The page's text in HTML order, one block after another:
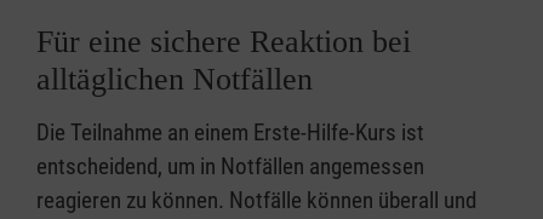
Für eine sichere Reaktion bei
alltäglichen Notfällen
Die Teilnahme an einem Erste-Hilfe-Kurs ist
entscheidend, um in Notfällen angemessen
reagieren zu können. Notfälle können überall und